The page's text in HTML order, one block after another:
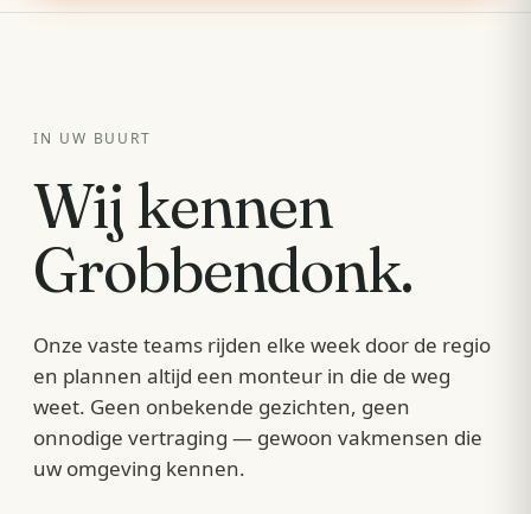
IN UW BUURT
Wij kennen
Grobbendonk.
Onze vaste teams rijden elke week door de regio
en plannen altijd een monteur in die de weg
weet. Geen onbekende gezichten, geen
onnodige vertraging — gewoon vakmensen die
uw omgeving kennen.